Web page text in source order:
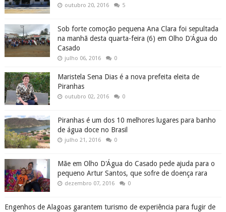
outubro 20, 2016 5
Sob forte comoção pequena Ana Clara foi sepultada
na manhã desta quarta-feira (6) em Olho D'Água do
Casado
julho 06, 2016 0
Maristela Sena Dias é a nova prefeita eleita de
Piranhas
outubro 02, 2016 0
Piranhas é um dos 10 melhores lugares para banho
de água doce no Brasil
julho 21, 2016 0
Mãe em Olho D'Água do Casado pede ajuda para o
pequeno Artur Santos, que sofre de doença rara
dezembro 07, 2016 0
Engenhos de Alagoas garantem turismo de experiência para fugir de